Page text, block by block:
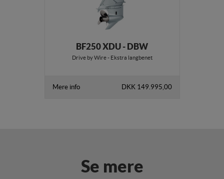
BF250 XDU - DBW
Drive by Wire - Ekstra langbenet
Mere info DKK 149.995,00
Se mere